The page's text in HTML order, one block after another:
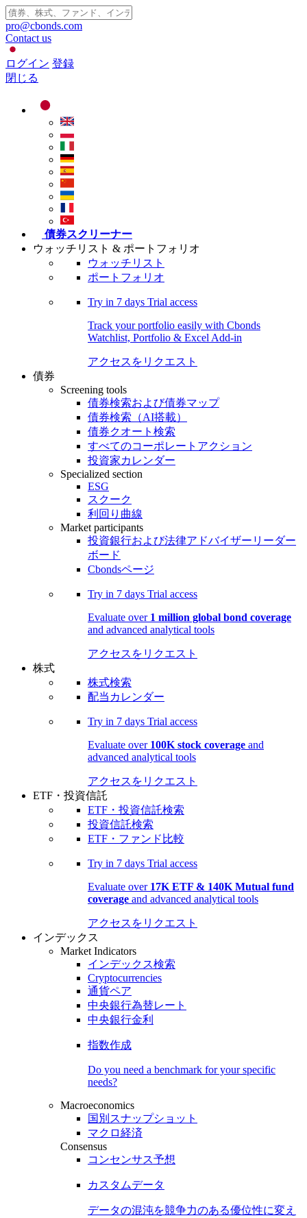
pro@cbonds.com
Contact us
ログイン 登録
閉じる
債券スクリーナー
ウォッチリスト & ポートフォリオ
ウォッチリスト
ポートフォリオ
Try in 7 days Trial access
Track your portfolio easily with Cbonds
Watchlist, Portfolio & Excel Add-in
アクセスをリクエスト
債券
Screening tools
債券検索および債券マップ
債券検索（AI搭載）
債券クオート検索
すべてのコーポレートアクション
投資家カレンダー
Specialized section
ESG
スクーク
利回り曲線
Market participants
投資銀行および法律アドバイザーリーダー
ボード
Cbondsページ
Try in 7 days Trial access
Evaluate over 1 million global bond coverage
and advanced analytical tools
アクセスをリクエスト
株式
株式検索
配当カレンダー
Try in 7 days Trial access
Evaluate over 100K stock coverage and
advanced analytical tools
アクセスをリクエスト
ETF・投資信託
ETF・投資信託検索
投資信託検索
ETF・ファンド比較
Try in 7 days Trial access
Evaluate over 17K ETF & 140K Mutual fund
coverage and advanced analytical tools
アクセスをリクエスト
インデックス
Market Indicators
インデックス検索
Cryptocurrencies
通貨ペア
中央銀行為替レート
中央銀行金利
指数作成
Do you need a benchmark for your specific
needs?
Macroeconomics
国別スナップショット
マクロ経済
Consensus
コンセンサス予想
カスタムデータ
データの混沌を競争力のある優位性に変え